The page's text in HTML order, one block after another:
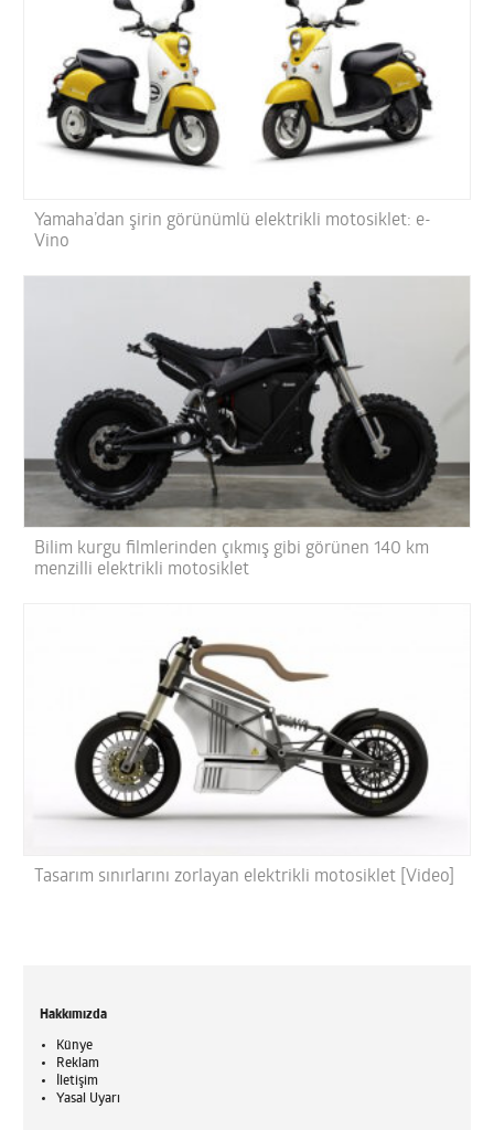
Yamaha’dan şirin görünümlü elektrikli motosiklet: e-
Vino
Bilim kurgu filmlerinden çıkmış gibi görünen 140 km
menzilli elektrikli motosiklet
Tasarım sınırlarını zorlayan elektrikli motosiklet [Video]
Hakkımızda
Künye
Reklam
İletişim
Yasal Uyarı